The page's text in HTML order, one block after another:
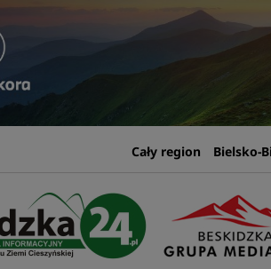
Cały region Bielsko-